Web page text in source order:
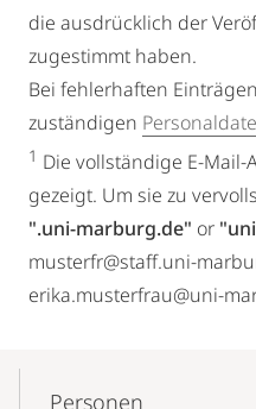
die ausdrücklich der
zugestimmt haben.
Bei fehlerhaften
zuständigen
1 Die vollständige E-
gezeigt. Um sie zu
".uni-marburg.de" or
musterfr@staff.uni-
erika.musterfrau@uni-
Personen